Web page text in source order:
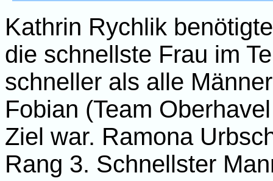
Kathrin Rychlik
die schnellste Frau im
schneller als alle
Fobian (Team
Ziel war. Ramona
Rang 3. Schnellster